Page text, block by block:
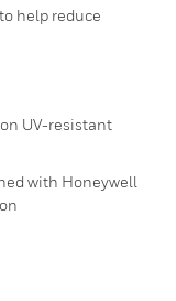
help reduce
UV-resistant
with Honeywell